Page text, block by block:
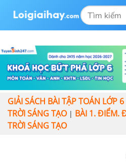
GIẢI SÁCH BÀI TẬP TOÁN LỚP
TRỜI SÁNG TẠO| BÀI 1. ĐIỂM.
TRỜI SÁNG TẠO